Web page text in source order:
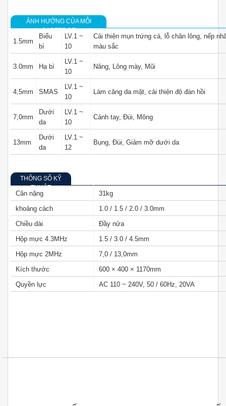
ẢNH HƯỞNG CỦA MỖI
CARTRDGE
1.5mm
Biểu
bì
LV.1 ~
10
Cải thiện mụn trứng cá, lỗ chân lông, nếp
màu sắc
3.0mm Hạ bì
LV.1 ~
10
Nâng, Lông mày, Mũi
4,5mm SMAS
LV.1 ~
10
Làm căng da mặt, cải thiện độ đàn hồi
7,0mm
Dưới
da
LV.1 ~
10
Cánh tay, Đùi, Mông
13mm
Dưới
da
LV.1 ~
12
Bụng, Đùi, Giảm mỡ dưới da
THÔNG SỐ KỸ
THUẬT
Cân nặng
31kg
khoảng cách
1.0 / 1.5 / 2.0 / 3.0mm
Chiều dài
Đầy nửa
Hộp mực 4.3MHz
1.5 / 3.0 / 4.5mm
Hộp mực 2MHz
7,0 / 13,0mm
Kích thước
600 × 400 × 1170mm
Quyền lực
AC 110 ~ 240V, 50 / 60Hz, 20VA